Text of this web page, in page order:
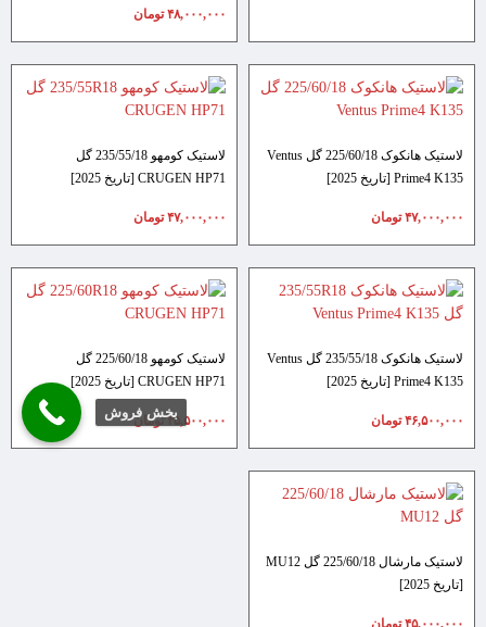
۴۸,۰۰۰,۰۰۰ تومان
لاستیک هانکوک 225/60/18 گل Ventus
Prime4 K135 [تاریخ 2025]
۴۷,۰۰۰,۰۰۰ تومان
لاستیک کومهو 235/55/18 گل
CRUGEN HP71 [تاریخ 2025]
۴۷,۰۰۰,۰۰۰ تومان
لاستیک هانکوک 235/55/18 گل Ventus
Prime4 K135 [تاریخ 2025]
۴۶,۵۰۰,۰۰۰ تومان
لاستیک کومهو 225/60/18 گل
CRUGEN HP71 [تاریخ 2025]
۴۵,۵۰۰,۰۰۰ تومان
لاستیک مارشال 225/60/18 گل MU12
[تاریخ 2025]
۴۵,۰۰۰,۰۰۰ تومان
بخش فروش